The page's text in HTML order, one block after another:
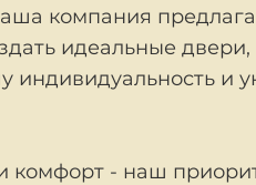
компания
идеальные двери,
индивидуальность и
комфорт - наш